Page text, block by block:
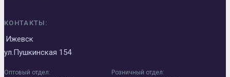
КОНТАКТЫ:
Ижевск
ул.Пушкинская 154
Оптовый отдел: Розничный отдел: